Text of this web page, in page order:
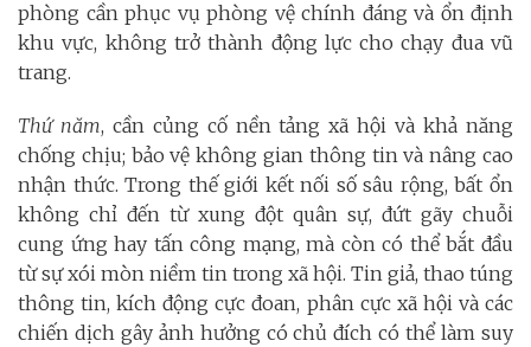
phòng cần phục vụ phòng vệ chính đáng và ổn định
khu vực, không trở thành động lực cho chạy đua vũ
trang.
Thứ năm, cần củng cố nền tảng xã hội và khả năng
chống chịu; bảo vệ không gian thông tin và nâng cao
nhận thức. Trong thế giới kết nối số sâu rộng, bất ổn
không chỉ đến từ xung đột quân sự, đứt gãy chuỗi
cung ứng hay tấn công mạng, mà còn có thể bắt đầu
từ sự xói mòn niềm tin trong xã hội. Tin giả, thao túng
thông tin, kích động cực đoan, phân cực xã hội và các
chiến dịch gây ảnh hưởng có chủ đích có thể làm suy